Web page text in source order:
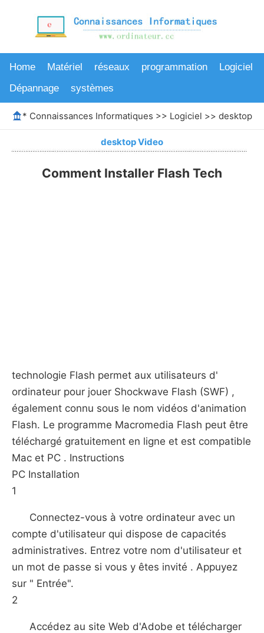
Home Matériel réseaux programmation
Logiciel
Dépannage
systèmes
* Connaissances Informatiques >> Logiciel >> desktop
desktop Video
Comment Installer Flash Tech
technologie Flash permet aux utilisateurs d'
ordinateur pour jouer Shockwave Flash (SWF) ,
également connu sous le nom vidéos d'animation
Flash. Le programme Macromedia Flash peut être
téléchargé gratuitement en ligne et est compatible
Mac et PC . Instructions
PC Installation
1
Connectez-vous à votre ordinateur avec un
compte d'utilisateur qui dispose de capacités
administratives. Entrez votre nom d'utilisateur et
un mot de passe si vous y êtes invité . Appuyez
sur " Entrée".
2
Accédez au site Web d'Adobe et télécharger